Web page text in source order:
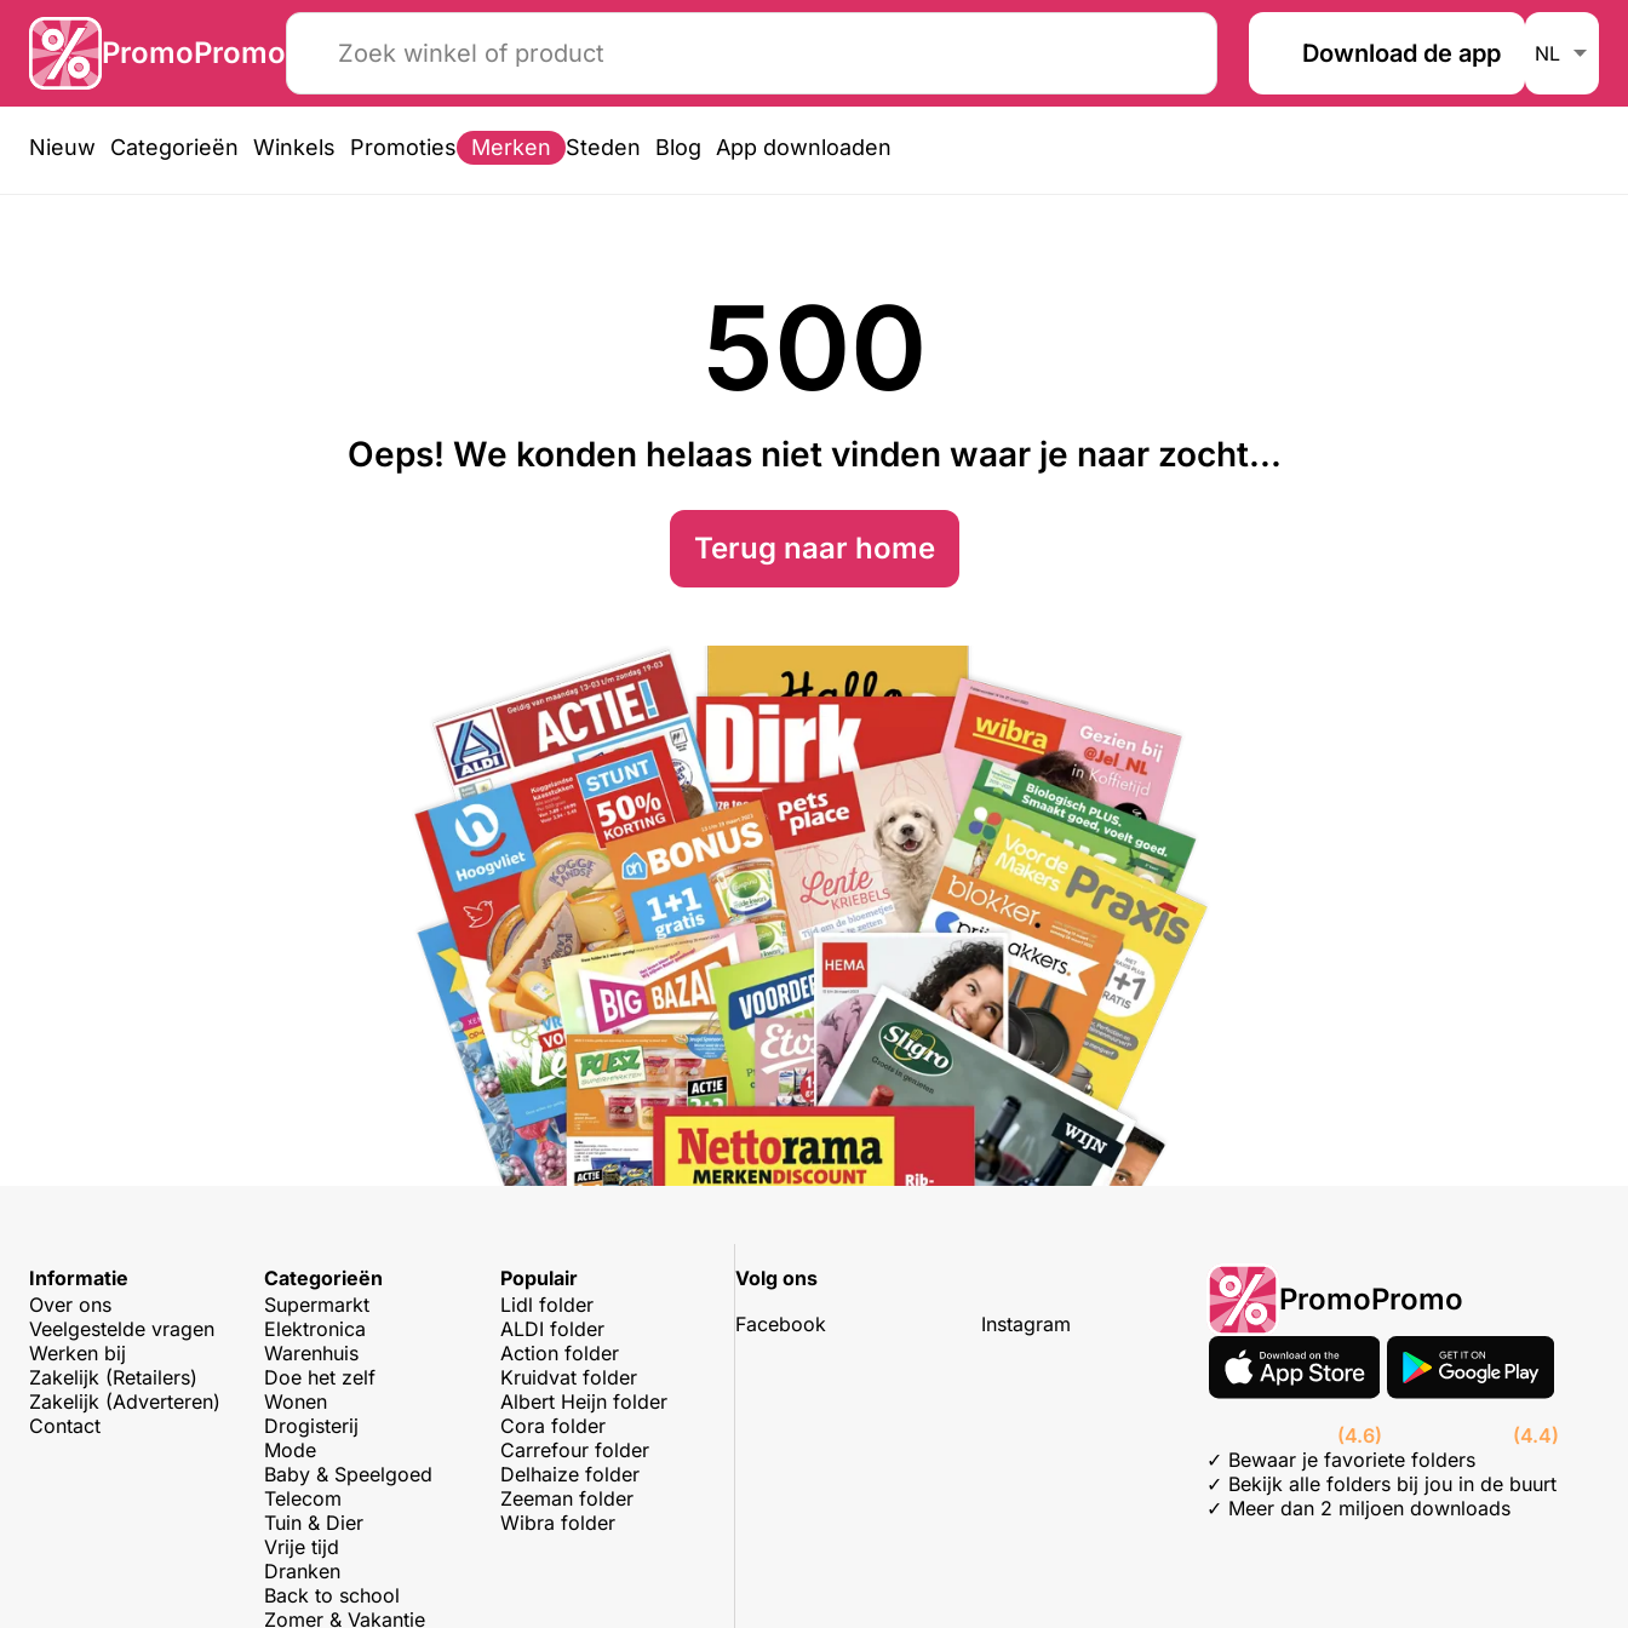
PromoPromo Download de app
Nieuw Categorieën Winkels Promoties Merken Steden Blog App downloaden
500
Oeps! We konden helaas niet vinden waar je naar zocht...
Terug naar home
Informatie
Over ons
Veelgestelde vragen
Werken bij
Zakelijk (Retailers)
Zakelijk (Adverteren)
Contact
Categorieën
Supermarkt
Elektronica
Warenhuis
Doe het zelf
Wonen
Drogisterij
Mode
Baby & Speelgoed
Telecom
Tuin & Dier
Vrije tijd
Dranken
Back to school
Zomer & Vakantie
Populair
Lidl folder
ALDI folder
Action folder
Kruidvat folder
Albert Heijn folder
Cora folder
Carrefour folder
Delhaize folder
Zeeman folder
Wibra folder
Volg ons
Facebook
Instagram
PromoPromo
(4.6)
(4.4)
✓ Bewaar je favoriete folders
✓ Bekijk alle folders bij jou in de buurt
✓ Meer dan 2 miljoen downloads